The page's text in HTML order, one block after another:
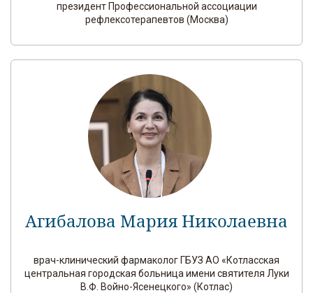
президент Профессиональной ассоциации
рефлексотерапевтов (Москва)
Агибалова Мария Николаевна
врач-клинический фармаколог ГБУЗ АО «Котласская
центральная городская больница имени святителя Луки
В.Ф. Войно-Ясенецкого» (Котлас)